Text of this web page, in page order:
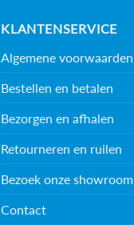
KLANTENSERVICE
Algemene voorwaarden
Bestellen en betalen
Bezorgen en afhalen
Retourneren en ruilen
Bezoek onze showroom
Contact